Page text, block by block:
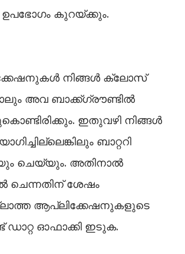
ഉപഭോഗം കുറയ്ക്കും.
നിങ്ങൾ ക്ലോസ്
അവ ബാക്ക്ഗ്രൗണ്ടിൽ
ഇതുവഴി നിങ്ങൾ
ബാറ്ററി
ചെയ്യും. അതിനാൽ
ചെന്നതിന് ശേഷം
ആപ്ലിക്കേഷനുകളുടെ
ഡാറ്റ ഓഫാക്കി ഇടുക.